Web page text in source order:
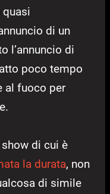
quasi
di un
l’annuncio di
poco tempo
al fuoco per
di cui è
la durata, non
di simile